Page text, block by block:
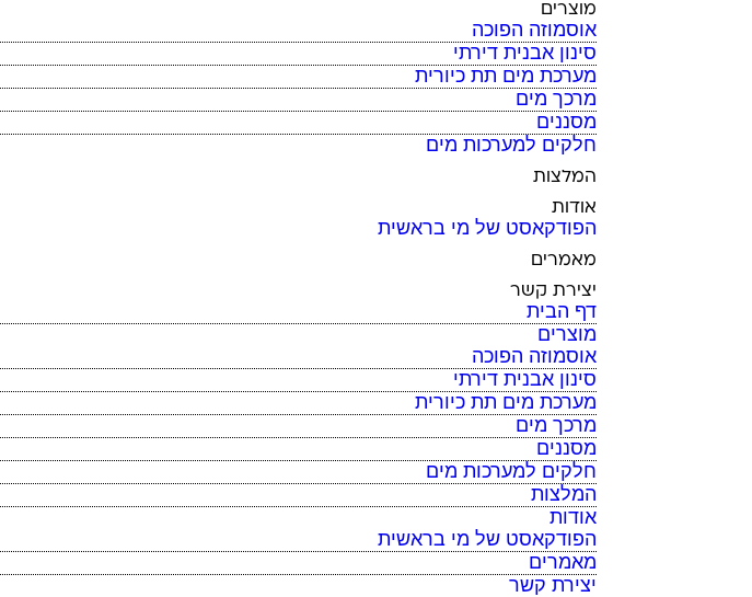
מוצרים
אוסמוזה הפוכה
סינון אבנית דירתי
מערכת מים תת כיורית
מרכך מים
מסננים
חלקים למערכות מים
המלצות
אודות
הפודקאסט של מי בראשית
מאמרים
יצירת קשר
דף הבית
מוצרים
אוסמוזה הפוכה
סינון אבנית דירתי
מערכת מים תת כיורית
מרכך מים
מסננים
חלקים למערכות מים
המלצות
אודות
הפודקאסט של מי בראשית
מאמרים
יצירת קשר